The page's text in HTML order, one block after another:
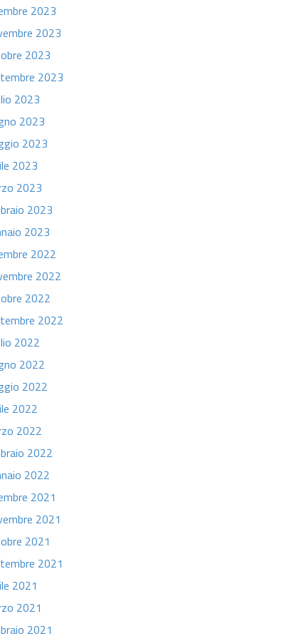
2023
2023
2023
2023
2023
2023
2023
2023
2023
2023
2023
2022
2022
2022
2022
2022
2022
2022
2022
2022
2022
2022
2021
2021
2021
2021
2021
2021
2021